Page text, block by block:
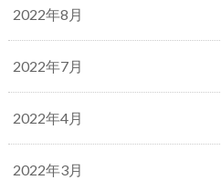
2022年8月
2022年7月
2022年4月
2022年3月